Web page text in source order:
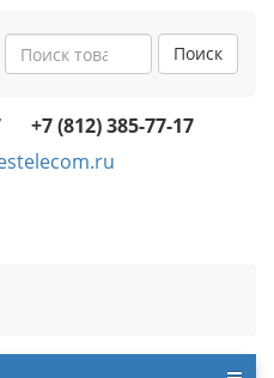
Поиск
+7 (812) 385-77-17